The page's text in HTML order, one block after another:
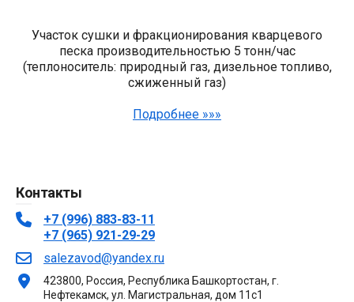
Участок сушки и фракционирования кварцевого
песка производительностью 5 тонн/час
(теплоноситель: природный газ, дизельное топливо,
сжиженный газ)
Подробнее »»»
Контакты
+7 (996) 883-83-11
+7 (965) 921-29-29
salezavod@yandex.ru
423800, Россия, Республика Башкортостан, г.
Нефтекамск, ул. Магистральная, дом 11с1